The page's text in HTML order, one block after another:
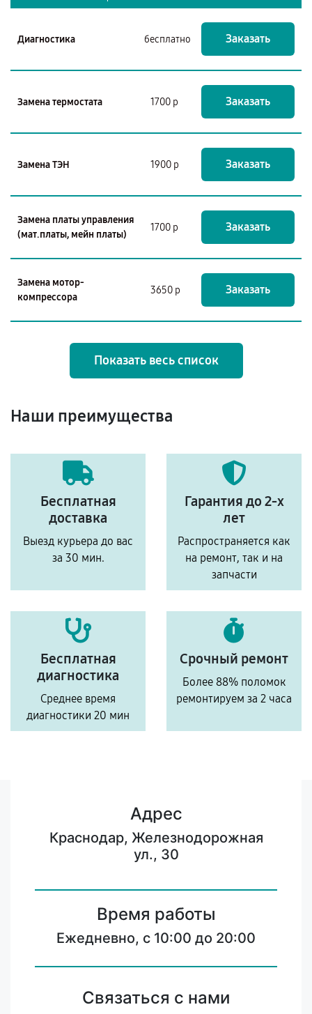
Диагностика бесплатно Заказать
Замена термостата 1700 р Заказать
Замена ТЭН 1900 р Заказать
Замена платы управления
(мат.платы, мейн платы)
1700 р Заказать
Замена мотор-
компрессора
3650 р Заказать
Показать весь список
Наши преимущества
Бесплатная
доставка
Выезд курьера до вас
за 30 мин.
Гарантия до 2-х
лет
Распространяется как
на ремонт, так и на
запчасти
Бесплатная
диагностика
Среднее время
диагностики 20 мин
Срочный ремонт
Более 88% поломок
ремонтируем за 2 часа
Адрес
Краснодар, Железнодорожная
ул., 30
Время работы
Ежедневно, с 10:00 до 20:00
Связаться с нами